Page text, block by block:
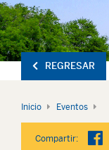
REGRESAR
Inicio Eventos
Compartir: